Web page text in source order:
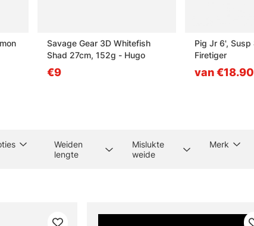
Savage Gear 3D Whitefish
Shad 27cm, 152g - Hugo
€9
Pig Jr 6',
Firetiger
van €18.90
Weiden
lengte
Mislukte
weide
Merk